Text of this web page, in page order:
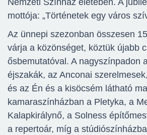
mottója: „Történetek egy város
Az ünnepi szezonban összesen
várja a közönséget, köztük újabb
ősbemutatóval. A nagyszínpadon
éjszakák, az Anconai
és az Én és a kisöcsém látható
kamaraszínházban a Pletyka, a
Kalapkirálynő, a Solness
a repertoár, míg a